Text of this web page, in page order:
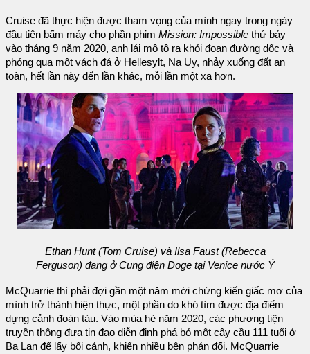
Cruise đã thực hiện được tham vọng của mình ngay trong ngày
đầu tiên bấm máy cho phần phim Mission: Impossible thứ bảy
vào tháng 9 năm 2020, anh lái mô tô ra khỏi đoạn đường dốc và
phóng qua một vách đá ở Hellesylt, Na Uy, nhảy xuống đất an
toàn, hết lần này đến lần khác, mỗi lần một xa hơn.
Ethan Hunt (Tom Cruise) và Ilsa Faust (Rebecca
Ferguson) đang ở Cung điện Doge tại Venice nước Ý
McQuarrie thì phải đợi gần một năm mới chứng kiến giấc mơ của
mình trở thành hiện thực, một phần do khó tìm được địa điểm
dựng cảnh đoàn tàu. Vào mùa hè năm 2020, các phương tiện
truyền thông đưa tin đạo diễn định phá bỏ một cây cầu 111 tuổi ở
Ba Lan để lấy bối cảnh, khiến nhiều bên phản đối. McQuarrie